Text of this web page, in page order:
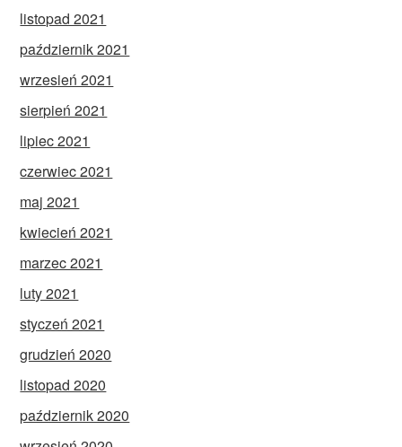
listopad 2021
październik 2021
wrzesień 2021
sierpień 2021
lipiec 2021
czerwiec 2021
maj 2021
kwiecień 2021
marzec 2021
luty 2021
styczeń 2021
grudzień 2020
listopad 2020
październik 2020